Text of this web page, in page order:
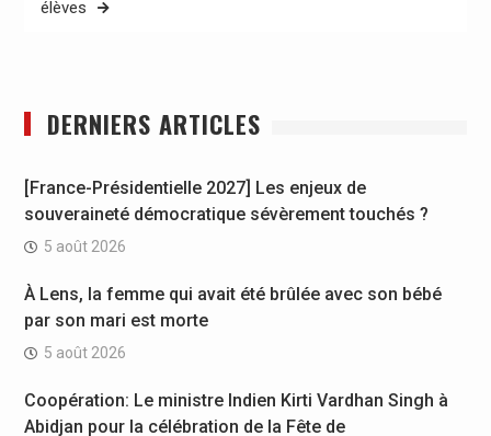
élèves
DERNIERS ARTICLES
[France-Présidentielle 2027] Les enjeux de
souveraineté démocratique sévèrement touchés ?
5 août 2026
À Lens, la femme qui avait été brûlée avec son bébé
par son mari est morte
5 août 2026
Coopération: Le ministre Indien Kirti Vardhan Singh à
Abidjan pour la célébration de la Fête de